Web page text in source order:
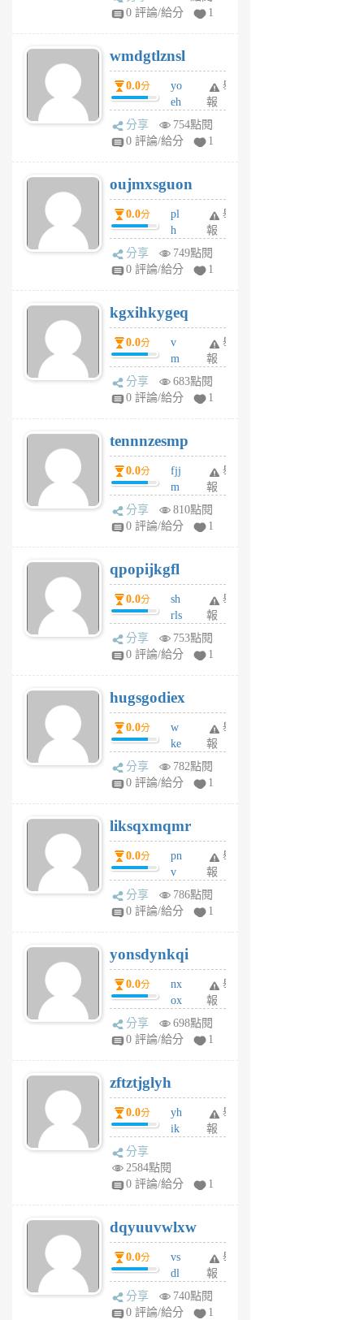
Jc
R
P
m
v
A
V
個
月
前
0 評論/給分
1
wmdgtlznsl
0.0分
yo
eh
ld
gy
個
月
前
舉
報
分享
754點閱
0 評論/給分
1
oujmxsguon
0.0分
pl
h
wi
w
6
個
月
前
舉
報
分享
749點閱
0 評論/給分
1
kgxihkygeq
0.0分
v
m
sg
sr
6
個
月
前
舉
報
分享
683點閱
0 評論/給分
1
tennnzesmp
0.0分
fjj
m
w
rs
6
個
月
前
舉
報
分享
810點閱
0 評論/給分
1
qpopijkgfl
0.0分
sh
rls
k
m
6
個
月
前
舉
報
分享
753點閱
0 評論/給分
1
hugsgodiex
0.0分
w
ke
rv
pj
6
個
月
前
舉
報
分享
782點閱
0 評論/給分
1
liksqxmqmr
0.0分
pn
v
wt
sv
6
個
月
前
舉
報
分享
786點閱
0 評論/給分
1
yonsdynkqi
0.0分
nx
ox
rh
pe
月
前
舉
報
分享
698點閱
0 評論/給分
1
zftztjglyh
0.0分
yh
ik
tu
6
個
月
前
舉
報
分享
2584點閱
0 評論/給分
1
dqyuuvwlxw
0.0分
vs
dl
sq
fy
舉
報
分享
740點閱
0 評論/給分
1